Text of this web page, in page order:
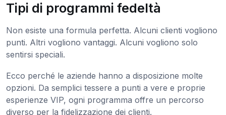
Tipi di programmi fedeltà
Non esiste una formula perfetta. Alcuni clienti vogliono
punti. Altri vogliono vantaggi. Alcuni vogliono solo
sentirsi speciali.
Ecco perché le aziende hanno a disposizione molte
opzioni. Da semplici tessere a punti a vere e proprie
esperienze VIP, ogni programma offre un percorso
diverso per la fidelizzazione dei clienti.